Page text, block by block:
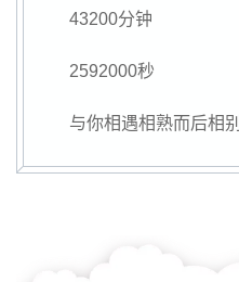
43200分钟
2592000秒
与你相遇相熟而后相别